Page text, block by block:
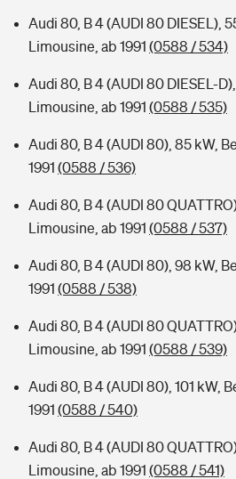
Audi 80, B 4 (AUDI 80 DIESEL),
Limousine, ab 1991 (0588 / 534)
Audi 80, B 4 (AUDI 80 DIESEL-
Limousine, ab 1991 (0588 / 535)
Audi 80, B 4 (AUDI 80), 85 kW,
1991 (0588 / 536)
Audi 80, B 4 (AUDI 80
Limousine, ab 1991 (0588 / 537)
Audi 80, B 4 (AUDI 80), 98 kW,
1991 (0588 / 538)
Audi 80, B 4 (AUDI 80
Limousine, ab 1991 (0588 / 539)
Audi 80, B 4 (AUDI 80), 101 kW,
1991 (0588 / 540)
Audi 80, B 4 (AUDI 80
Limousine, ab 1991 (0588 / 541)